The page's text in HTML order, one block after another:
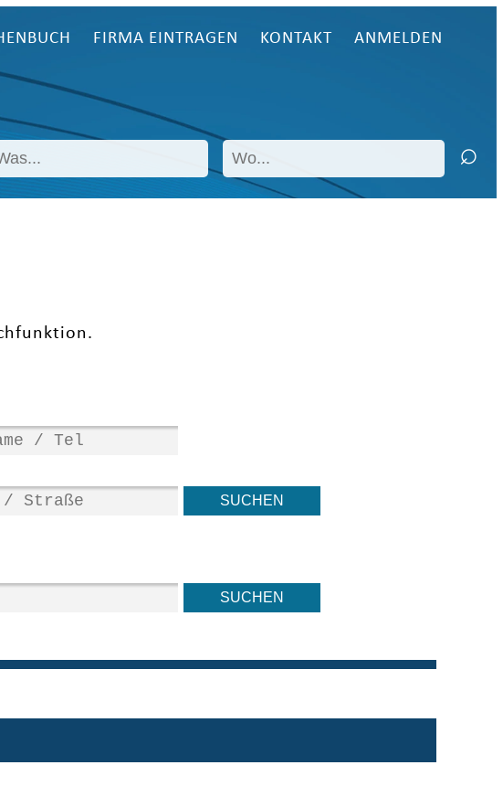
FIRMA EINTRAGEN KONTAKT ANMELDEN